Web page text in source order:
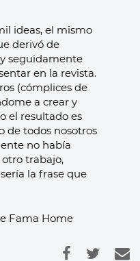
ideas, el mismo
derivó de
y seguidamente
en la revista.
(cómplices de
a crear y
el resultado es
de todos nosotros
no había
trabajo,
la frase que